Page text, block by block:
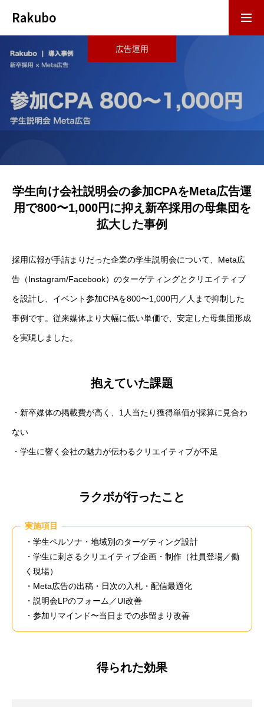
Rakubo
お問い合わせ
事業内容
お役立ち資料
セミナー
会社概要
スポンサー活動
お問い合わせ
広告運用
学生向け会社説明会の参加CPAをMeta広告運
用で800〜1,000円に抑え新卒採用の母集団を
拡大した事例
採用広報が手詰まりだった企業の学生説明会について、Meta広
告（Instagram/Facebook）のターゲティングとクリエイティブ
を設計し、イベント参加CPAを800〜1,000円／人まで抑制した
事例です。従来媒体より大幅に低い単価で、安定した母集団形成
を実現しました。
抱えていた課題
・新卒媒体の掲載費が高く、1人当たり獲得単価が採算に見合わ
ない
・学生に響く会社の魅力が伝わるクリエイティブが不足
ラクボが行ったこと
実施項目
・学生ペルソナ・地域別のターゲティング設計
・学生に刺さるクリエイティブ企画・制作（社員登場／働
く現場）
・Meta広告の出稿・日次の入札・配信最適化
・説明会LPのフォーム／UI改善
・参加リマインド〜当日までの歩留まり改善
得られた効果